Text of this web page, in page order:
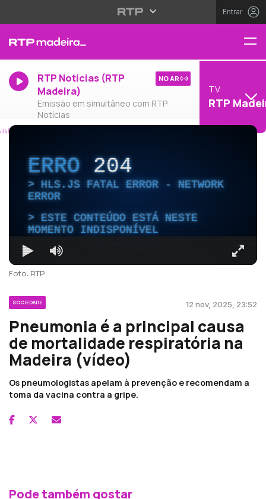
Entrar
RTP Notícias (RTP
Madeira)
Emissão em simultâneo com RTP
Notícias
NO AR
TV
RTP
ERRO204
HLS.JS FATAL ERROR - NETWORK
ERROR
ESTE CONTEÚDO ESTÁ NESTE
MOMENTO INDISPONÍVEL
Foto: RTP
SOCIEDADE 12 nov, 2025, 23:52
Pneumonia é a principal causa
de mortalidade respiratória na
Madeira (vídeo)
Os pneumologistas apelam à prevenção e recomendam a
toma da vacina contra a gripe.
Pode também gostar